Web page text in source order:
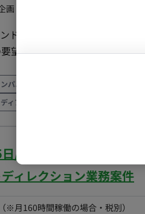
・セールス
ド営業 ※ありがたいことにブ
望をいただいています。 ・
した業界をイメージし、獲得
に対するソリューション提案
分析 ・効果の最大化と継続的
ュニケーション業務 ・広告代
創出・一部進行ディレクション
パニー
ィアを扱う
/一部リモート/東京テ
ィレクション業務案件
（※月160時間稼働の場合・税別）